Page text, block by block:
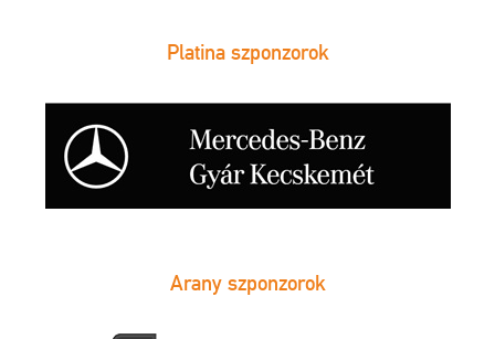
Platina szponzorok
Arany szponzorok